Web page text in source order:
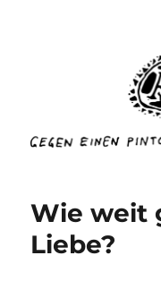
Wie weit
Liebe?